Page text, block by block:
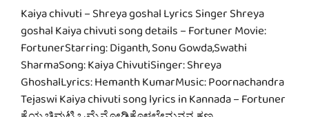
Kaiya chivuti – Shreya goshal Lyrics Singer Shreya
goshal Kaiya chivuti song details – Fortuner Movie:
FortunerStarring: Diganth, Sonu Gowda,Swathi
SharmaSong: Kaiya ChivutiSinger: Shreya
GhoshalLyrics: Hemanth KumarMusic: Poornachandra
Tejaswi Kaiya chivuti song lyrics in Kannada – Fortuner